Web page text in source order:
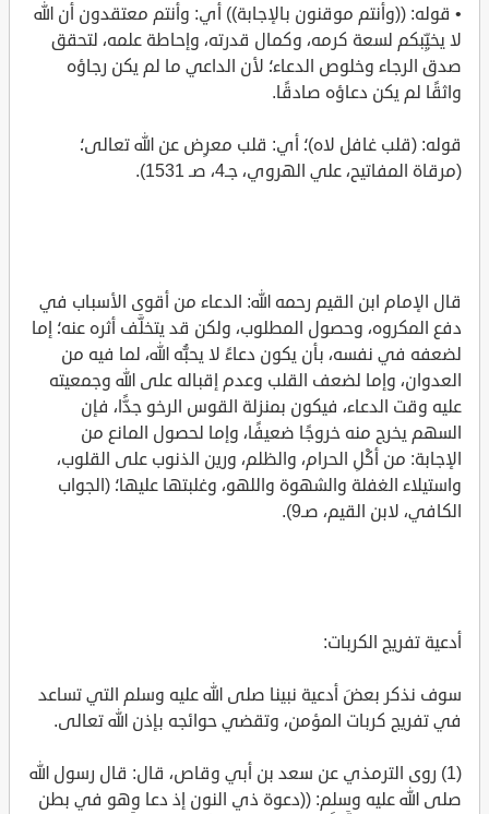
• قوله: ((وأنتم موقنون بالإجابة)) أي: وأنتم معتقدون أن الله
لا يخيِّبكم لسعة كرمه، وكمال قدرته، وإحاطة علمه، لتحقق
صدق الرجاء وخلوص الدعاء؛ لأن الداعي ما لم يكن رجاؤه
واثقًا لم يكن دعاؤه صادقًا.
قوله: (قلب غافل لاه)؛ أي: قلب معرِض عن الله تعالى؛
(مرقاة المفاتيح، علي الهروي، جـ4، صـ 1531).
قال الإمام ابن القيم رحمه الله: الدعاء من أقوى الأسباب في
دفع المكروه، وحصول المطلوب، ولكن قد يتخلَّف أثره عنه؛ إما
لضعفه في نفسه، بأن يكون دعاءً لا يحبُّه الله، لما فيه من
العدوان، وإما لضعف القلب وعدم إقباله على الله وجمعيته
عليه وقت الدعاء، فيكون بمنزلة القوس الرخو جدًّا، فإن
السهم يخرج منه خروجًا ضعيفًا، وإما لحصول المانع من
الإجابة: من أكْلِ الحرام، والظلم، ورين الذنوب على القلوب،
واستيلاء الغفلة والشهوة واللهو، وغلبتها عليها؛ (الجواب
الكافي، لابن القيم، صـ9).
أدعية تفريج الكربات:
سوف نذكر بعضَ أدعية نبينا صلى الله عليه وسلم التي تساعد
في تفريج كربات المؤمن، وتقضي حوائجه بإذن الله تعالى.
(1) روى الترمذي عن سعد بن أبي وقاص، قال: قال رسول الله
صلى الله عليه وسلم: ((دعوة ذي النون إذ دعا وهو في بطن